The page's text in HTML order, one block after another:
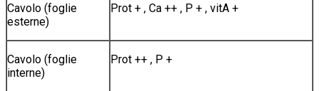
Cavolo (foglie
esterne)
Prot + , Ca ++ , P + , vitA +
Cavolo (foglie
interne)
Prot ++ , P +